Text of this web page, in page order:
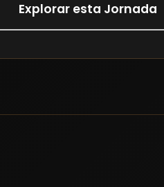
Explorar esta Jornada